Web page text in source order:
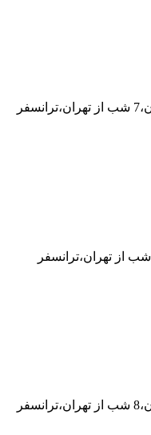
رفت و برگشت هوایی با هواپیمایی ماهان،7 شب از تهران،ترانسفر
رفت و برگشت با هواپیمایی سلام ایر،7 شب از تهران،ترانسفر
رفت و برگشت هوایی با هواپیمایی ماهان،8 شب از تهران،ترانسفر